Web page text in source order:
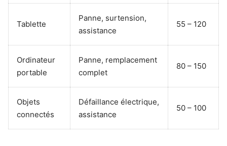
Tablette
Panne, surtension,
assistance
55 – 120
Ordinateur
portable
Panne, remplacement
complet
80 – 150
Objets
connectés
Défaillance électrique,
assistance
50 – 100